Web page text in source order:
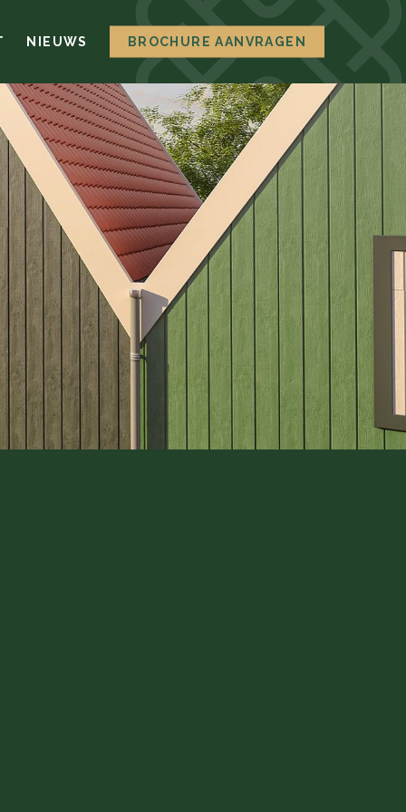
NIEUWS BROCHURE AANVRAGEN